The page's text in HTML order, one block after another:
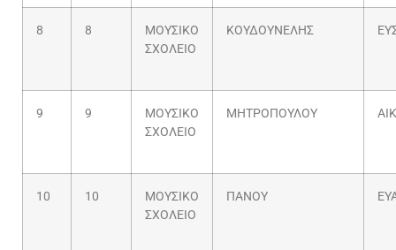
8 8
ΜΟΥΣΙΚΟ
ΣΧΟΛΕΙΟ
ΚΟΥΔΟΥΝΕΛΗΣ
9 9
ΜΟΥΣΙΚΟ
ΣΧΟΛΕΙΟ
ΜΗΤΡΟΠΟΥΛΟΥ
10 10
ΜΟΥΣΙΚΟ
ΣΧΟΛΕΙΟ
ΠΑΝΟΥ